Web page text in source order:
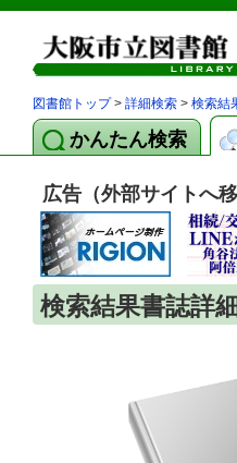
図書館トップ> 詳細検索 > 検索結
かんたん検索
広告（外部サイトへ移
検索結果書誌詳細